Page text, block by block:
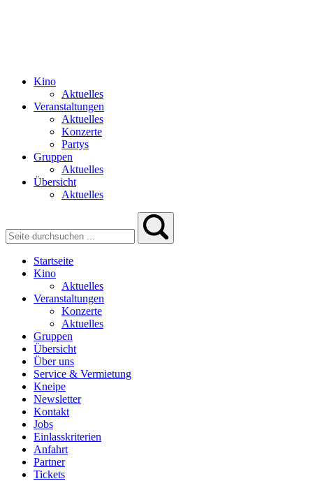
Kino
Aktuelles
Veranstaltungen
Aktuelles
Konzerte
Partys
Gruppen
Aktuelles
Übersicht
Aktuelles
Startseite
Kino
Aktuelles
Veranstaltungen
Konzerte
Aktuelles
Gruppen
Übersicht
Über uns
Service & Vermietung
Kneipe
Newsletter
Kontakt
Jobs
Einlasskriterien
Anfahrt
Partner
Tickets